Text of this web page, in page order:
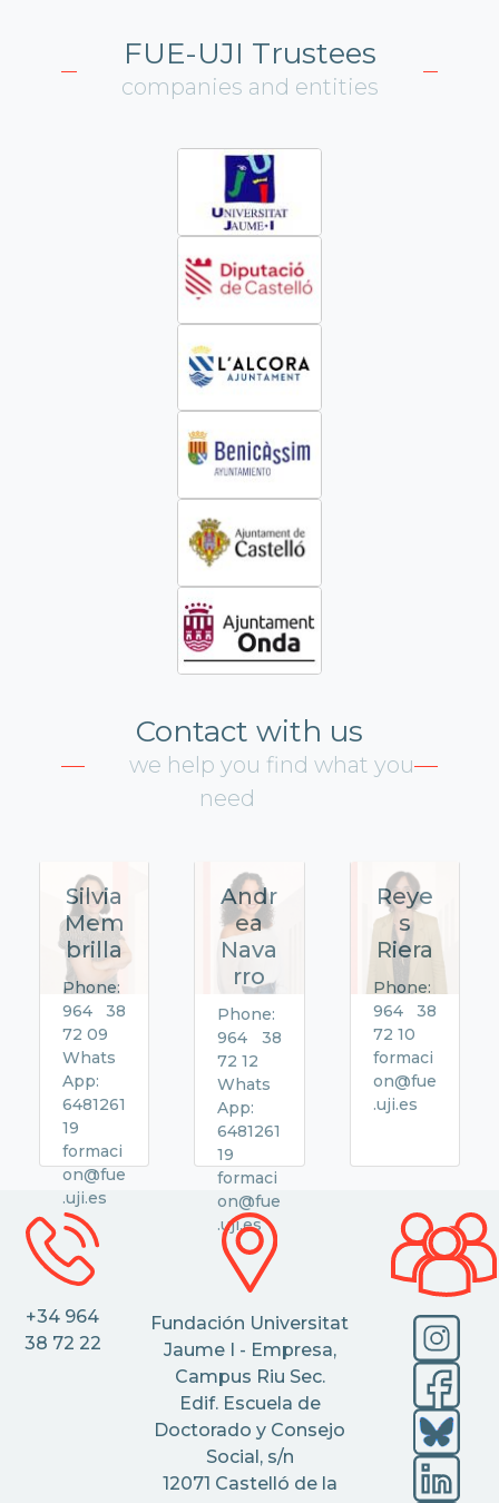
FUE-UJI Trustees
companies and entities
Contact with us
we help you find what you
need
Silvia
Mem
brilla
Phone:
964 38
72 09
Whats
App:
6481261
19
formaci
on@fue
.uji.es
Andr
ea
Nava
rro
Phone:
964 38
72 12
Whats
App:
6481261
19
formaci
on@fue
.uji.es
Reye
s
Riera
Phone:
964 38
72 10
formaci
on@fue
.uji.es
+34 964
38 72 22
Fundación Universitat
Jaume I - Empresa,
Campus Riu Sec.
Edif. Escuela de
Doctorado y Consejo
Social, s/n
12071 Castelló de la